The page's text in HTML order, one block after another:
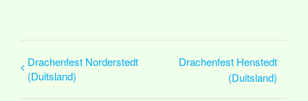
Drachenfest Norderstedt
(Duitsland)
Drachenfest Henstedt
(Duitsland)